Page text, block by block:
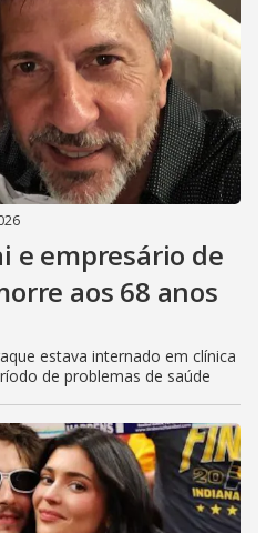
e empresário de
aos 68 anos
estava internado em clínica
de problemas de saúde